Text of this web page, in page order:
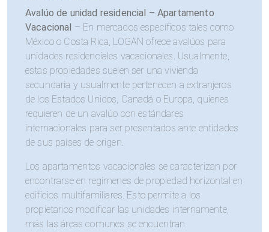
Avalúo de unidad residencial – Apartamento
Vacacional – En mercados específicos tales como
México o Costa Rica, LOGAN ofrece avalúos para
unidades residenciales vacacionales. Usualmente,
estas propiedades suelen ser una vivienda
secundaria y usualmente pertenecen a extranjeros
de los Estados Unidos, Canadá o Europa, quienes
requieren de un avalúo con estándares
internacionales para ser presentados ante entidades
de sus países de origen.
Los apartamentos vacacionales se caracterizan por
encontrarse en regímenes de propiedad horizontal en
edificios multifamiliares. Esto permite a los
propietarios modificar las unidades internamente,
más las áreas comunes se encuentran